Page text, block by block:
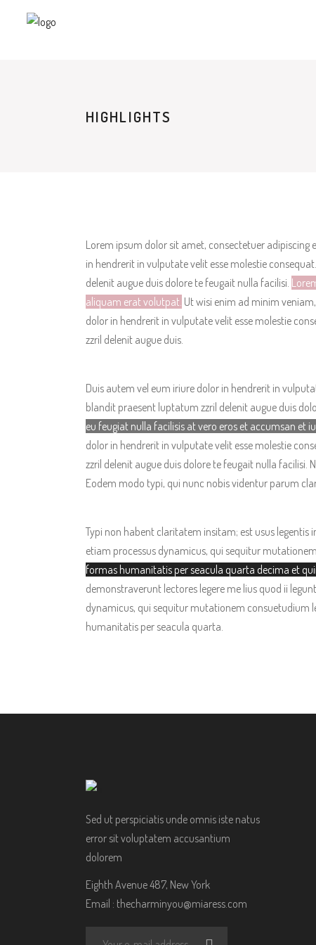
HIGHLIGHTS
Lorem ipsum dolor sit amet, consectetuer
in hendrerit in vulputate velit esse molestie consequat.
delenit augue duis dolore te feugait nulla facilisi.
aliquam erat volutpat. Ut wisi enim ad minim
dolor in hendrerit in vulputate velit esse molestie
zzril delenit augue duis.
Duis autem vel eum iriure dolor in hendrerit in
blandit praesent luptatum zzril delenit augue duis
eu feugiat nulla facilisis at vero eros et accumsan et
dolor in hendrerit in vulputate velit esse molestie
zzril delenit augue duis dolore te feugait nulla
Eodem modo typi, qui nunc nobis videntur parum
Typi non habent claritatem insitam; est usus legentis
etiam processus dynamicus, qui sequitur
formas humanitatis per seacula quarta decima et
demonstraverunt lectores legere me lius quod ii
dynamicus, qui sequitur mutationem consuetudium
humanitatis per seacula quarta.
Sed ut perspiciatis unde omnis iste natus
error sit voluptatem accusantium
dolorem
Eighth Avenue 487, New York
Email : thecharminyou@miaress.com